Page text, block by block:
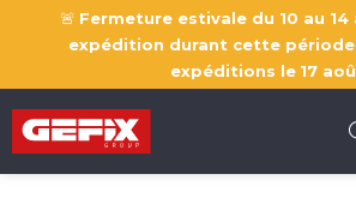
🚨 Fermeture estivale du 10 au 14
expédition durant cette
expéditions le 17